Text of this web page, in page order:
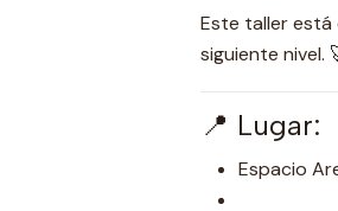
Este taller está
siguiente nivel.
📍 Lugar:
Espacio